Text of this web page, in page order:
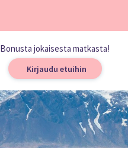
Bonusta jokaisesta matkasta!
Kirjaudu etuihin